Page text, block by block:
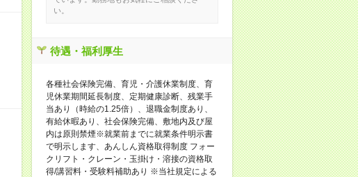
い。
待遇・福利厚生
各種社会保険完備、育児・介護休業制度、育
児休業期間延長制度、定期健康診断、残業手
当あり（時給の1.25倍）、退職金制度あり、
有給休暇あり、社会保険完備、敷地内及び屋
内は原則禁煙※就業前までに就業条件明示書
で明示します、あんしん資格取得制度 フォー
クリフト・クレーン・玉掛け・溶接の資格取
得/講習料・受験料補助あり ※当社規定による